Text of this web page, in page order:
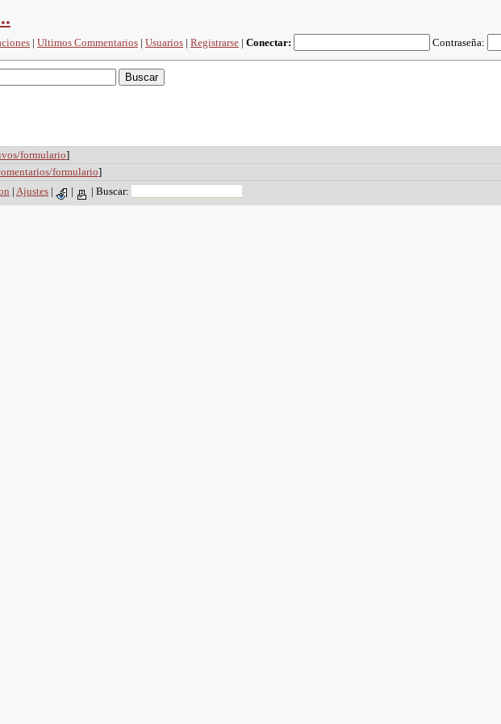
| Ultimos Commentarios | Usuarios | Registrarse | Conectar: Contraseña:
formulario]
formulario]
| Ajustes | | | Buscar: